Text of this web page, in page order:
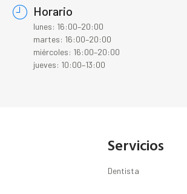
Horario
lunes: 16:00–20:00
martes: 16:00–20:00
miércoles: 16:00–20:00
jueves: 10:00–13:00
Servicios
Dentista